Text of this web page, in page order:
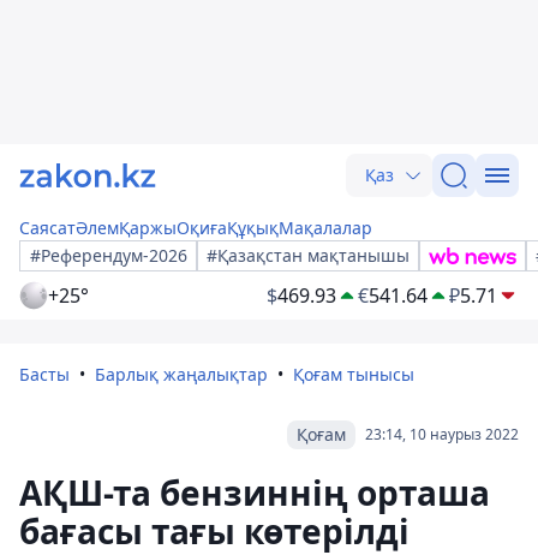
Қаз
СаясатӘлемҚаржыОқиғаҚұқықМақалалар
#Референдум-2026
#Қазақстан мақтанышы
+25° $469.93 €541.64 ₽5.71
Басты Барлық жаңалықтар Қоғам тынысы
23:14, 10 наурыз 2022
Қоғам
АҚШ-та бензиннің орташа
бағасы тағы көтерілді